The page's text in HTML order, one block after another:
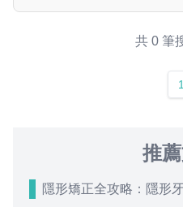
共 0 筆
1
推
隱形矯正全攻略：隱形